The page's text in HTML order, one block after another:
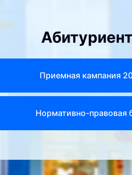
Приемная кампания
Нормативно-правовая